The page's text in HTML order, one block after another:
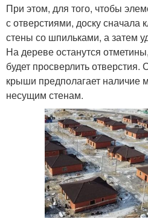
При этом, для того, чтобы
с отверстиями, доску сначала
стены со шпильками, а затем
На дереве останутся
будет просверлить отверстия.
крыши предполагает наличие
несущим стенам.